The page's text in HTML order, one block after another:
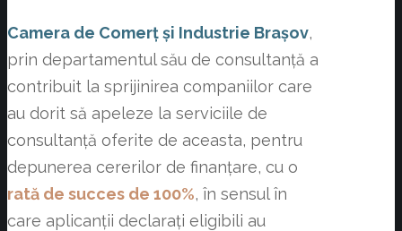
Camera de Comerț și Industrie Brașov,
prin departamentul său de consultanță a
contribuit la sprijinirea companiilor care
au dorit să apeleze la serviciile de
consultanță oferite de aceasta, pentru
depunerea cererilor de finanțare, cu o
rată de succes de 100%, în sensul în
care aplicanții declarați eligibili au